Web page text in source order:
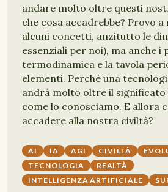
andare molto oltre questi
che cosa accadrebbe? Provo
alcuni concetti, anzitutto le
essenziali per noi), ma anche i
termodinamica e la tavola
elementi. Perché una
andrà molto oltre il
come lo conosciamo. E allora
accadere alla nostra civiltà?
AI IA AGI CIVILTÀ
TECNOLOGIA
REALTÀ
INTELLIGENZA ARTIFICIALE